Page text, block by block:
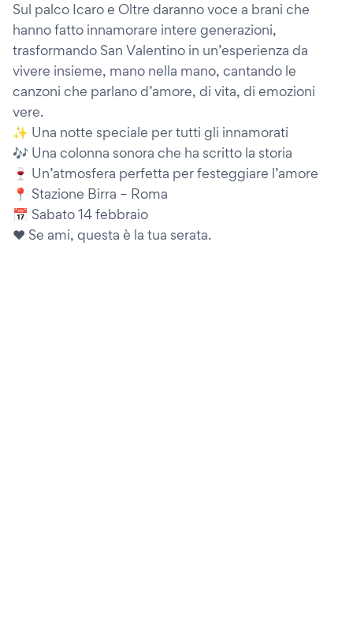
Sul palco Icaro e Oltre daranno voce a brani che
hanno fatto innamorare intere generazioni,
trasformando San Valentino in un’esperienza da
vivere insieme, mano nella mano, cantando le
canzoni che parlano d’amore, di vita, di emozioni
vere.
✨ Una notte speciale per tutti gli innamorati
🎶 Una colonna sonora che ha scritto la storia
🍷 Un’atmosfera perfetta per festeggiare l’amore
📍 Stazione Birra – Roma
📅 Sabato 14 febbraio
❤️ Se ami, questa è la tua serata.